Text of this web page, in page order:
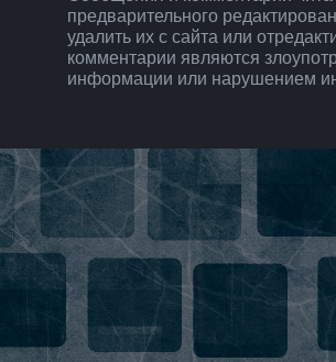
предварительного
удалить их с сайта или
комментарии являются
информации или нарушением